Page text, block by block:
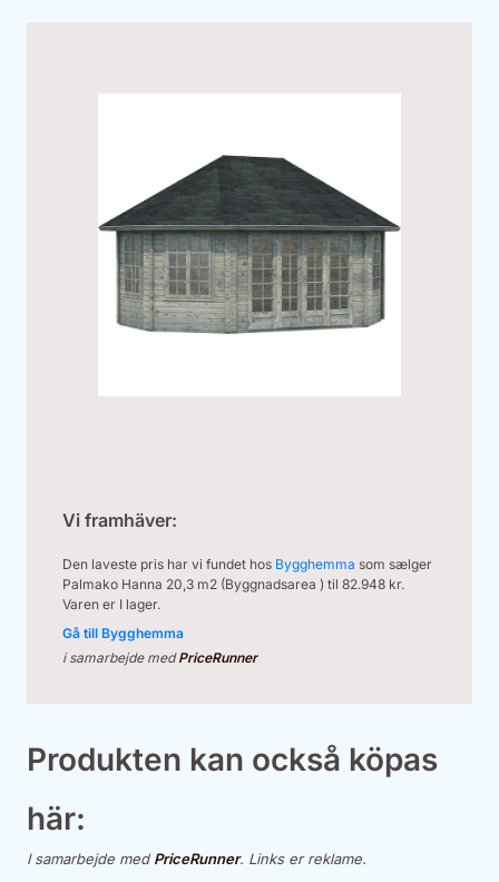
Vi framhäver:
Den laveste pris har vi fundet hos Bygghemma som sælger
Palmako Hanna 20,3 m2 (Byggnadsarea ) til 82.948 kr.
Varen er I lager.
Gå till Bygghemma
i samarbejde medPriceRunner
Produkten kan också köpas
här:
I samarbejde med PriceRunner. Links er reklame.